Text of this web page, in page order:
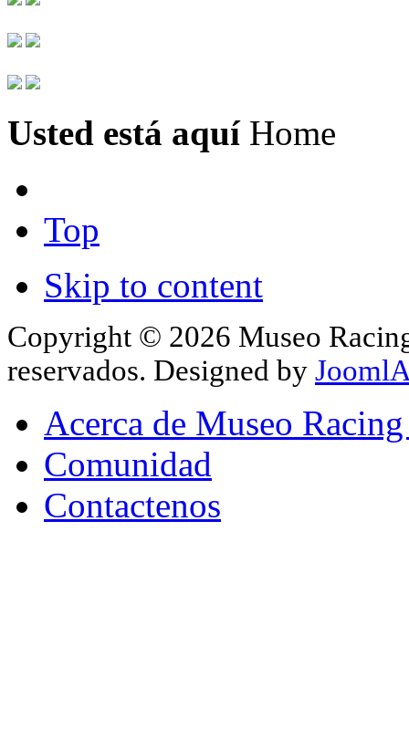
Usted está aquí Home
Top
Skip to content
Copyright © 2026 Museo
reservados. Designed by
Acerca de Museo
Comunidad
Contactenos